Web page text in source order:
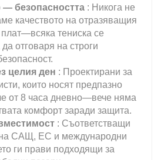
безопасността : Никога не
качеството на отразяващия
тениска се
отговаря на строги
целия ден : Проектирани за
които носят предпазно
от 8 часа дневно—вече няма
комфорт заради защита.
: Съответстващи
на САЩ, ЕС и международни
ги прави подходящи за